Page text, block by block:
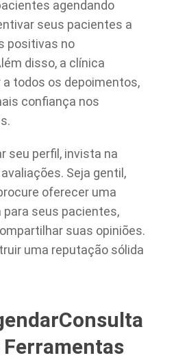
agendando
seus pacientes a
positivas no
disso, a clínica
todos os depoimentos,
confiança nos
seu perfil, invista na
Seja gentil,
oferecer uma
seus pacientes,
suas opiniões.
uma reputação sólida